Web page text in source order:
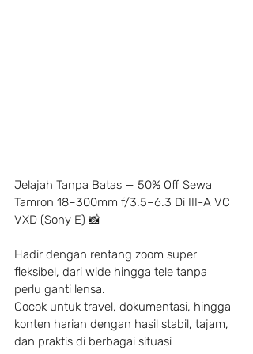
Jelajah Tanpa Batas — 50% Off Sewa
Tamron 18–300mm f/3.5–6.3 Di III-A VC
VXD (Sony E) 📸
Hadir dengan rentang zoom super
fleksibel, dari wide hingga tele tanpa
perlu ganti lensa.
Cocok untuk travel, dokumentasi, hingga
konten harian dengan hasil stabil, tajam,
dan praktis di berbagai situasi